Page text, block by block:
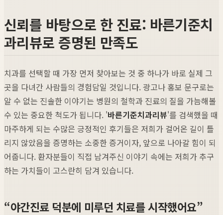
신뢰를 바탕으로 한 진료: 바른기준치
과리뷰로 증명된 만족도
치과를 선택할 때 가장 먼저 찾아보는 것 중 하나가 바로 실제 그
곳을 다녀간 사람들의 경험담일 것입니다. 광고나 홍보 문구로는
알 수 없는 진솔한 이야기는 병원의 철학과 진료의 질을 가늠해볼
수 있는 중요한 척도가 됩니다. '바른기준치과리뷰'를 검색했을 때
마주하게 되는 수많은 긍정적인 후기들은 저희가 걸어온 길이 틀
리지 않았음을 증명하는 소중한 증거이자, 앞으로 나아갈 힘이 되
어줍니다. 환자분들이 직접 남겨주신 이야기 속에는 저희가 추구
하는 가치들이 고스란히 담겨 있습니다.
“야간진료 덕분에 미루던 치료를 시작했어요”